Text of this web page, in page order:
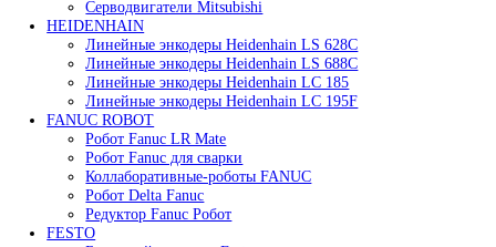
элемент 0₽
Просмотр категорий
FANUC
Контроллеры Fanuc
Сервоуселители Fanuc
Энкодеры Fanuc
Fanuc PCB Плата
Серводвигатели Fanuc
MITSUBISHI ELECTRIC
Сервоприводы Mitsubishi